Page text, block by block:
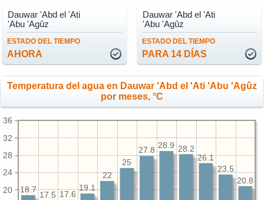
ESTADO DEL TIEMPO
AHORA
Dauwar 'Abd el 'Ati
'Abu 'Agûz
ESTADO DEL TIEMPO
PARA 14 DÍAS
Dauwar 'Abd el 'Ati
'Abu 'Agûz
Temperatura del agua en Dauwar 'Abd el 'Ati 'Abu 'Agûz
por meses, °C
20
24
28
32
36
20.8
23.5
26.1
28.2
28.9
27.8
25
22
19.1
17.6
17.5
18.7